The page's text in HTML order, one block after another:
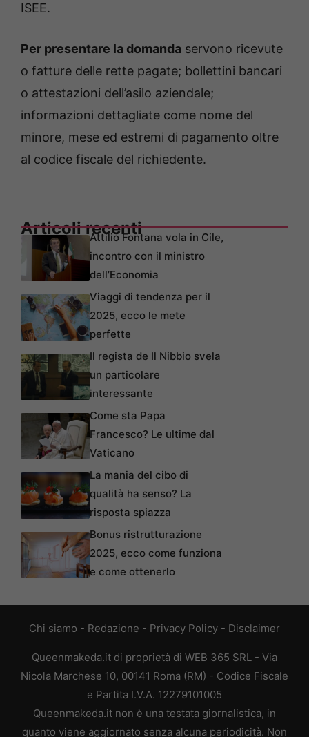
ISEE.
Per presentare la domanda servono ricevute
o fatture delle rette pagate; bollettini bancari
o attestazioni dell’asilo aziendale;
informazioni dettagliate come nome del
minore, mese ed estremi di pagamento oltre
al codice fiscale del richiedente.
Articoli recentiAttilio Fontana vola in Cile,
incontro con il ministro
dell’Economia
Viaggi di tendenza per il
2025, ecco le mete
perfette
Il regista de Il Nibbio svela
un particolare
interessante
Come sta Papa
Francesco? Le ultime dal
Vaticano
La mania del cibo di
qualità ha senso? La
risposta spiazza
Bonus ristrutturazione
2025, ecco come funziona
e come ottenerlo
Chi siamo - Redazione - Privacy Policy - Disclaimer
Queenmakeda.it di proprietà di WEB 365 SRL - Via
Nicola Marchese 10, 00141 Roma (RM) - Codice Fiscale
e Partita I.V.A. 12279101005
Queenmakeda.it non è una testata giornalistica, in
quanto viene aggiornato senza alcuna periodicità. Non